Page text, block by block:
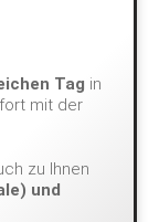
Tag in
mit der
zu Ihnen
und